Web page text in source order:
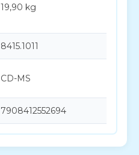
19,90 kg
8415.1011
CD-MS
7908412552694